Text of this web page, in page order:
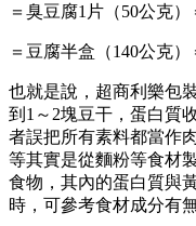
＝臭豆腐1片（50公克）
＝豆腐半盒（140公克）
也就是說，超商利樂包
到1～2塊豆干，蛋白質
者誤把所有素料都當作
等其實是從麵粉等食材
食物，其內的蛋白質與
時，可參考食材成分有